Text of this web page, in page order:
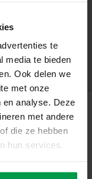
te
media te bieden
Ook delen we
met onze
analyse. Deze
met andere
die ze hebben
hun services.
Rex skelet
spelen
combinatie van
Deze
activiteit. Het